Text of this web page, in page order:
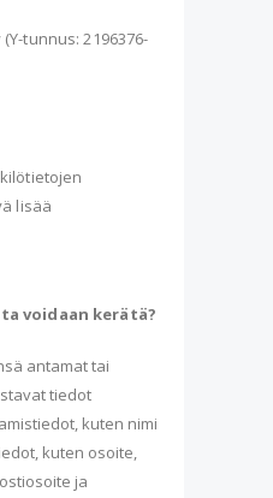
tunnus: 2196376-
lisää
voidaan kerätä?
antamat tai
tiedot
kuten nimi
kuten osoite,
ja